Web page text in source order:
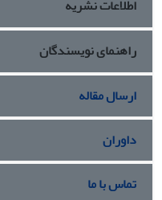
اطلاعات نشریه
راهنمای نویسندگان
ارسال مقاله
داوران
تماس با ما